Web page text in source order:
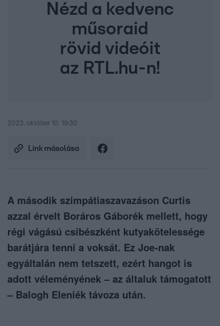
Nézd a kedvenc
műsoraid
rövid videóit
az RTL.hu-n!
2023. október 10. 19:30
Link másolása
A második szimpátiaszavazáson Curtis
azzal érvelt Boráros Gáborék mellett, hogy
régi vágású csibészként kutyakötelessége
barátjára tenni a voksát. Ez Joe-nak
egyáltalán nem tetszett, ezért hangot is
adott véleményének – az általuk támogatott
– Balogh Eleniék távoza után.